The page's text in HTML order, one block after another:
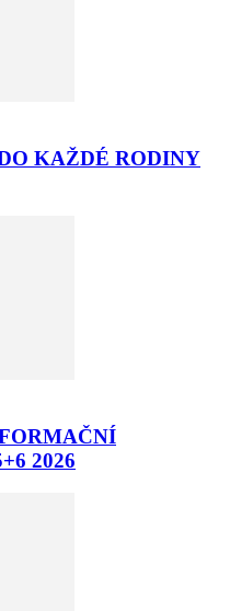
KAŽDÉ RODINY
2026